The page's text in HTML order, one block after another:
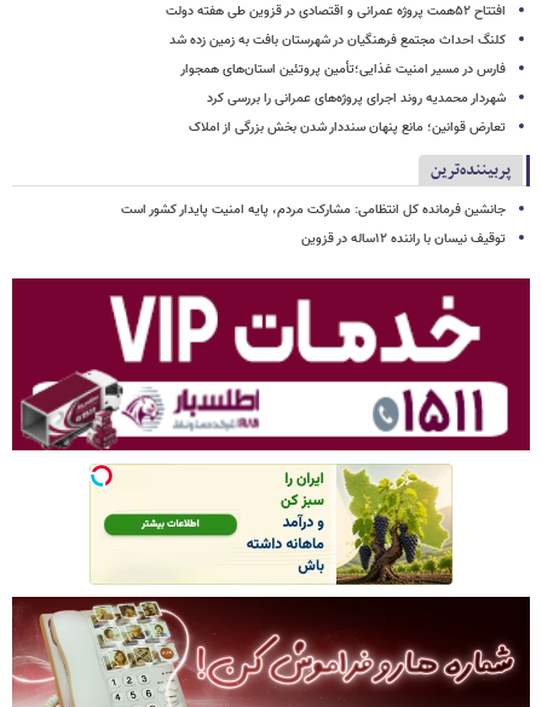
افتتاح ۵۲همت پروژه عمرانی و اقتصادی در قزوین طی هفته دولت
کلنگ احداث مجتمع فرهنگیان در شهرستان بافت به زمین زده شد
فارس در مسیر امنیت غذایی؛تأمین‌ پروتئین استان‌های همجوار
شهردار محمدیه روند اجرای پروژه‌های عمرانی را بررسی کرد
تعارض قوانین؛ مانع پنهان سنددار شدن بخش بزرگی از املاک
پربیننده‌ترین
جانشین فرمانده کل انتظامی: مشارکت مردم، پایه امنیت پایدار کشور است
توقیف نیسان با راننده ۱۲ساله در قزوین